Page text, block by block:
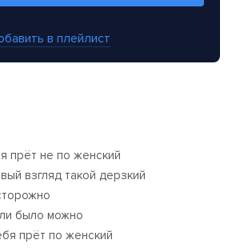
в плейлист
прёт не по женский
взгляд такой дерзкий
было можно
прёт по женский